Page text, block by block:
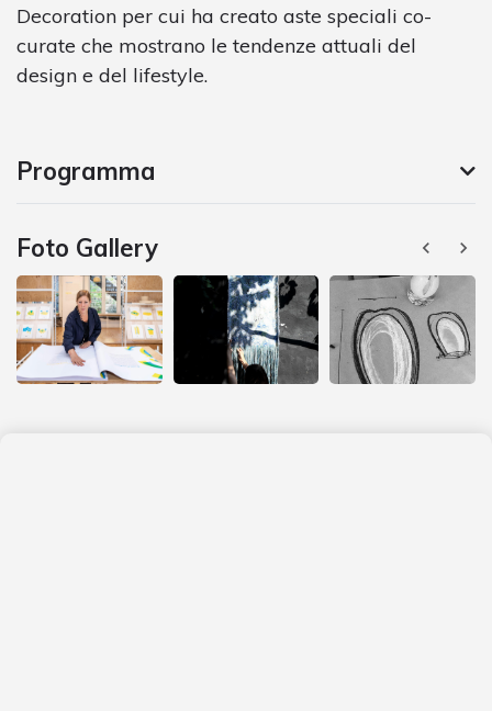
Decoration per cui ha creato aste speciali co-
curate che mostrano le tendenze attuali del
design e del lifestyle.
Programma
Foto Gallery